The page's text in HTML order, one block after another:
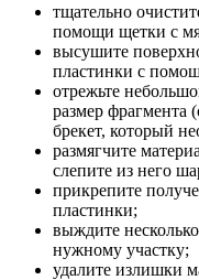
тщательно
помощи щетки с
высушите
пластинки с
отрежьте
размер фрагмента
брекет, который
размягчите
слепите из него
прикрепите
пластинки;
выждите
нужному участку;
удалите излишки